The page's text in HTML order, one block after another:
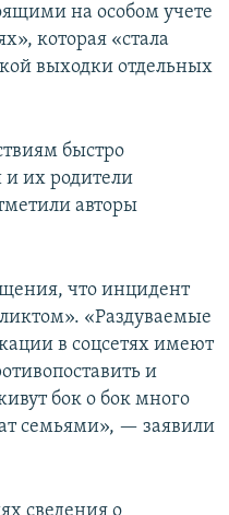
на особом учете
которая «стала
выходки отдельных
быстро
и их родители
авторы
что инцидент
«Раздуваемые
в соцсетях имеют
и
бок о бок много
семьями», — заявили